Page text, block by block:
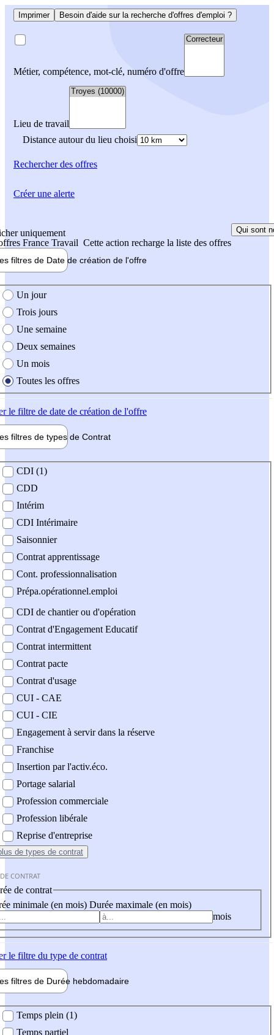
Imprimer Besoin d'aide sur la recherche d'offres d'emploi ?
Métier, compétence, mot-clé, numéro d'offre
Lieu de travail
Distance autour du lieu choisi
Rechercherdes offres
uniquement
France Travail Cette action recharge la liste des offres
Qui sont
filtres de Date de création de l'offre
création de l'offre
Un jour
Trois jours
Une semaine
Deux semaines
Un mois
Toutes les offres
le filtre de date de création de l'offre
filtres de types de Contrat
contrat
CDI (1)
CDD
Intérim
CDI Intérimaire
Saisonnier
Contrat apprentissage
Cont. professionnalisation
Prépa.opérationnel.emploi
CDI de chantier ou d'opération
Contrat d'Engagement Educatif
Contrat intermittent
Contrat pacte
Contrat d'usage
CUI - CAE
CUI - CIE
Engagement à servir dans la réserve
Franchise
Insertion par l'activ.éco.
Portage salarial
Profession commerciale
Profession libérale
Reprise d'entreprise
de types de contrat
CONTRAT
de contrat
minimale (en mois) Durée maximale (en mois)
mois
le filtre du type de contrat
filtres de Durée hebdomadaire
Temps plein (1)
Temps partiel
Créer une alerte